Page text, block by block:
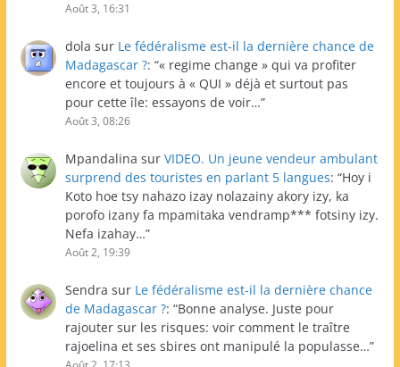
Août 3, 16:31
dola sur Le fédéralisme est-il la dernière chance de
Madagascar ?: “« regime change » qui va profiter
encore et toujours à « QUI » déjà et surtout pas
pour cette île: essayons de voir…”
Août 3, 08:26
Mpandalina sur VIDEO. Un jeune vendeur ambulant
surprend des touristes en parlant 5 langues: “Hoy i
Koto hoe tsy nahazo izay nolazainy akory izy, ka
porofo izany fa mpamitaka vendramp*** fotsiny izy.
Nefa izahay…”
Août 2, 19:39
Sendra sur Le fédéralisme est-il la dernière chance
de Madagascar ?: “Bonne analyse. Juste pour
rajouter sur les risques: voir comment le traître
rajoelina et ses sbires ont manipulé la populasse…”
Août 2, 17:13